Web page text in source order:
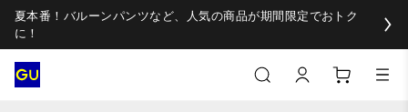
夏本番！バルーンパンツなど、人気の商品が期間限定でおトク
に！